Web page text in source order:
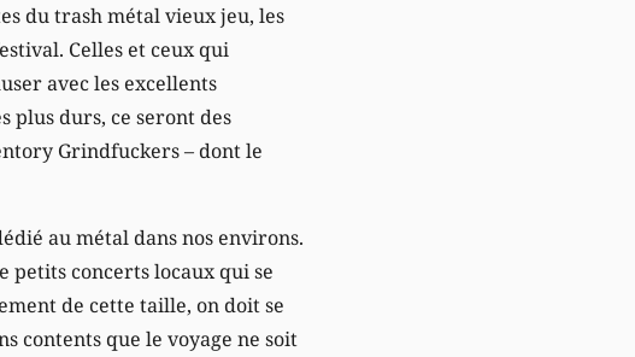
du trash métal vieux jeu, les
Celles et ceux qui
avec les excellents
plus durs, ce seront des
Grindfuckers – dont le
au métal dans nos environs.
petits concerts locaux qui se
de cette taille, on doit se
contents que le voyage ne soit